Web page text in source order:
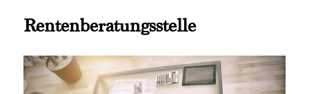
Rentenberatungsstelle